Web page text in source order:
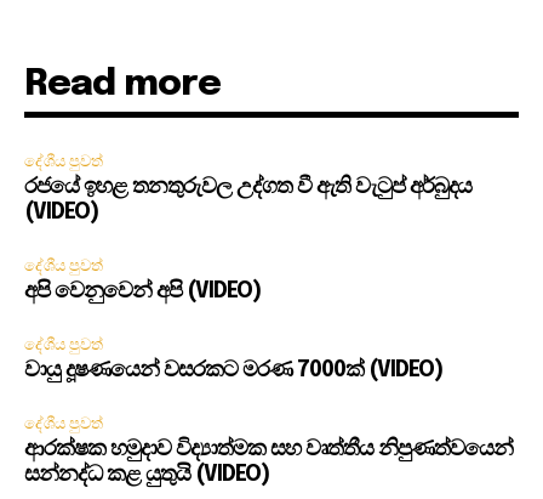
Read more
දේශීය පුවත්
රජයේ ඉහළ තනතුරුවල උද්ගත වී ඇති වැටුප් අර්බුදය
(VIDEO)
දේශීය පුවත්
අපි වෙනුවෙන් අපි (VIDEO)
දේශීය පුවත්
වායු දූෂණයෙන් වසරකට මරණ 7000ක් (VIDEO)
දේශීය පුවත්
ආරක්ෂක හමුදාව විද්‍යාත්මක සහ වෘත්තීය නිපුණත්වයෙන්
සන්නද්ධ කළ යුතුයි (VIDEO)